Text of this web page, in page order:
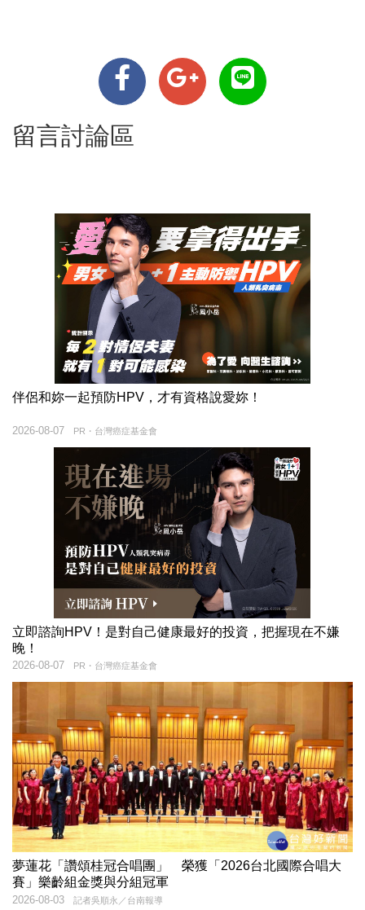
留言討論區
伴侶和妳一起預防HPV，才有資格說愛妳！
PR・台灣癌症基金會
2026-08-07
立即諮詢HPV！是對自己健康最好的投資，把握現在不嫌
晚！
PR・台灣癌症基金會
2026-08-07
夢蓮花「讚頌桂冠合唱團」 榮獲「2026台北國際合唱大
賽」樂齡組金獎與分組冠軍
記者吳順永／台南報導
2026-08-03